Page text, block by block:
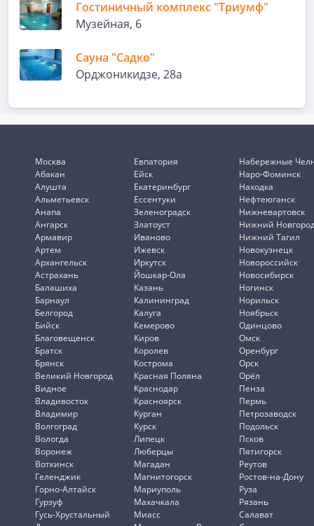
Гостиничный комплекс "Триумф"
Музейная, 6
Сауна "Садко"
Орджоникидзе, 28а
Москва
Абакан
Алушта
Альметьевск
Анапа
Ангарск
Армавир
Артем
Архангельск
Астрахань
Балашиха
Барнаул
Белгород
Бийск
Благовещенск
Братск
Брянск
Великий Новгород
Видное
Владивосток
Владимир
Волгоград
Вологда
Воронеж
Воткинск
Геленджик
Горно-Алтайск
Гурзуф
Гусь-Хрустальный
Евпатория
Ейск
Екатеринбург
Ессентуки
Зеленоградск
Златоуст
Иваново
Ижевск
Иркутск
Йошкар-Ола
Казань
Калининград
Калуга
Кемерово
Киров
Королев
Кострома
Красная Поляна
Краснодар
Красноярск
Курган
Курск
Липецк
Люберцы
Магадан
Магнитогорск
Мариуполь
Махачкала
Миасс
Набережные
Наро-Фоминск
Находка
Нефтеюганск
Нижневартовск
Нижний
Нижний Тагил
Новокузнецк
Новороссийск
Новосибирск
Ногинск
Норильск
Ноябрьск
Одинцово
Омск
Оренбург
Орск
Орёл
Пенза
Пермь
Петрозаводск
Подольск
Псков
Пятигорск
Реутов
Ростов-на-Дону
Руза
Рязань
Салават